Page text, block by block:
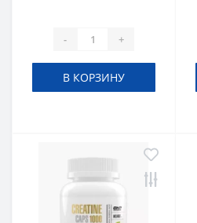
- +
В КОРЗИНУ